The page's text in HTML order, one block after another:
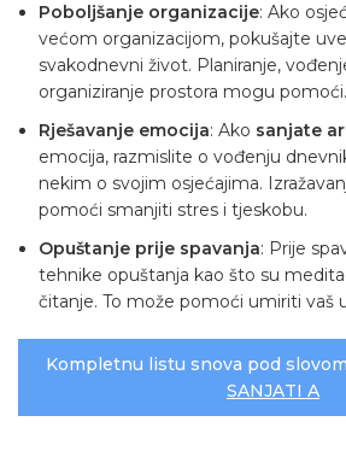
Poboljšanje organizacije: Ako
većom organizacijom, pokušajte
svakodnevni život. Planiranje,
organiziranje prostora mogu pomoći.
Rješavanje emocija: Ako sanjate
emocija, razmislite o vođenju
nekim o svojim osjećajima.
pomoći smanjiti stres i tjeskobu.
Opuštanje prije spavanja: Prije
tehnike opuštanja kao što su
čitanje. To može pomoći umiriti vaš
Kompletnu listu snova pod
SANJATI A